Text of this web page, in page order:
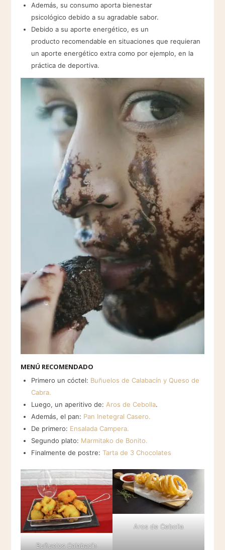
Además, su consumo aporta bienestar
psicológico debido a su agradable sabor.
Debido a su aporte energético, es un
producto recomendable en situaciones que requieran
un aporte energético extra como por ejemplo, en la
práctica de deportiva.
MENÚ RECOMENDADO
Primero un cóctel: Buñuelos de Calabacín y Queso de
Cabra.
Luego, un aperitivo de: Aros de Cebolla.
Además, el pan: Pan Inetegral Casero.
De primero: Ensalada Campera.
Segundo plato: Marmitako de Bonito.
Finalmente de postre: Tarta de 3 Chocolates
Buñuelos Calabacín
Aros de Cebolla